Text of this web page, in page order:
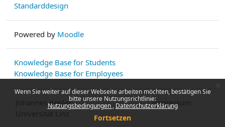
Wenn Sie weiter auf dieser Webseite arbeiten möchten, bestätigen Sie
bitte unsere Nutzungsrichtlinie:
Nutzungsbedingungen Datenschutzerklärung
Fortsetzen
Standarddesign
Powered by Moodle
Knowledge Base for Students
Knowledge Base for Employees
Johannes Kepler
Impressum